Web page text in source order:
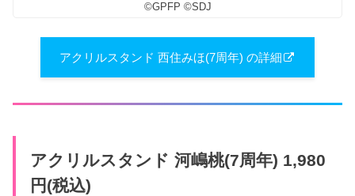
©︎GPFP ©︎SDJ
アクリルスタンド 西住みほ(7周年) の詳細
アクリルスタンド 河嶋桃(7周年) 1,980
円(税込)